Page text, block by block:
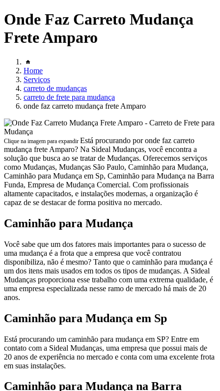
Onde Faz Carreto Mudança
Frete Amparo
Home
Serviços
carreto de mudanças
carreto de frete para mudança
onde faz carreto mudança frete Amparo
Clique na imagem para expandir Está procurando por onde faz carreto
mudança frete Amparo? Na Sideal Mudanças, você encontra a
solução que busca ao se tratar de Mudanças. Oferecemos serviços
como Mudanças, Mudanças São Paulo, Caminhão para Mudança,
Caminhão para Mudança em Sp, Caminhão para Mudança na Barra
Funda, Empresa de Mudança Comercial. Com profissionais
altamente capacitados, e instalações modernas, a organização é
capaz de se destacar de forma positiva no mercado.
Caminhão para Mudança
Você sabe que um dos fatores mais importantes para o sucesso de
uma mudança é a frota que a empresa que você contratou
disponibiliza, não é mesmo? Tanto que o caminhão para mudança é
um dos itens mais usados em todos os tipos de mudanças. A Sideal
Mudanças proporciona esse trabalho com uma extrema qualidade, é
uma empresa especializada nesse ramo de mercado há mais de 20
anos.
Caminhão para Mudança em Sp
Está procurando um caminhão para mudança em SP? Entre em
contato com a Sideal Mudanças, uma empresa que possui mais de
20 anos de experiência no mercado e conta com uma excelente frota
em suas instalações.
Caminhão para Mudança na Barra